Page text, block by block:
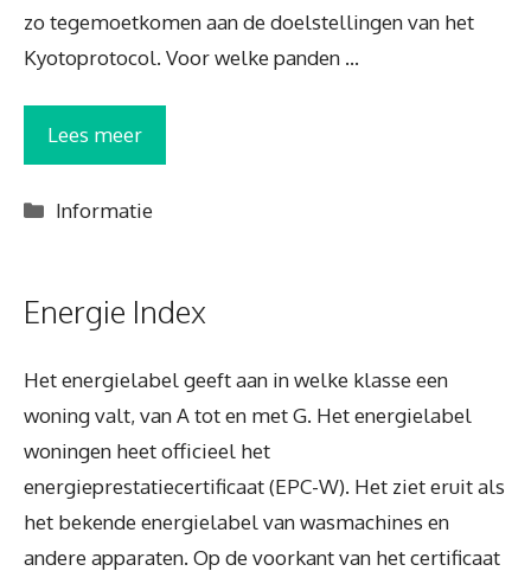
zo tegemoetkomen aan de doelstellingen van het
Kyotoprotocol. Voor welke panden …
Lees meer
Categorieën
Informatie
Energie Index
Het energielabel geeft aan in welke klasse een
woning valt, van A tot en met G. Het energielabel
woningen heet officieel het
energieprestatiecertificaat (EPC-W). Het ziet eruit als
het bekende energielabel van wasmachines en
andere apparaten. Op de voorkant van het certificaat